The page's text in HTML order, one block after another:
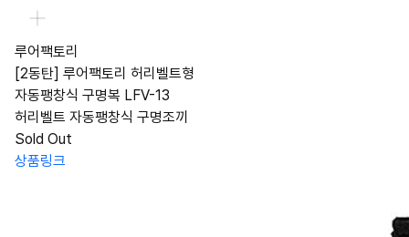
루어팩토리
[2동탄] 루어팩토리 허리벨트형
자동팽창식 구명복 LFV-13
허리벨트 자동팽창식 구명조끼
Sold Out
상품링크